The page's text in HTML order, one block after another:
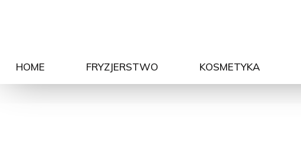
HOME FRYZJERSTWO KOSMETYKA